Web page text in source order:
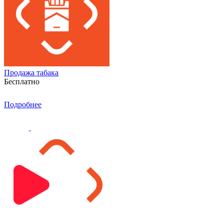
Продажа табака
Бесплатно
Подробнее